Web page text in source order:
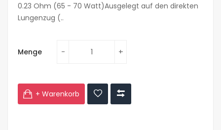
0.23 Ohm (65 - 70 Watt)Ausgelegt auf den direkten
Lungenzug (..
Menge
+ Warenkorb